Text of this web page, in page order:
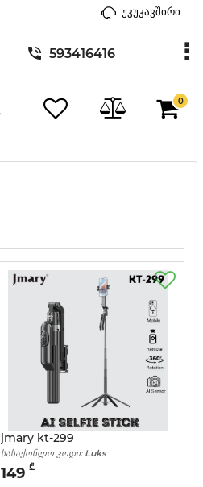
უკუკავშირი
593416416
0
jmary kt-299
სასაქონლო კოდი: Luks
149 ₾